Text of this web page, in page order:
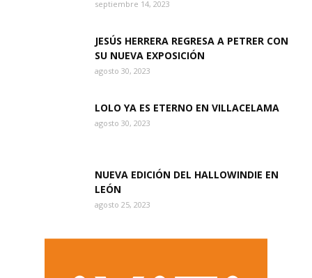
septiembre 14, 2023
JESÚS HERRERA REGRESA A PETRER CON
SU NUEVA EXPOSICIÓN
agosto 30, 2023
LOLO YA ES ETERNO EN VILLACELAMA
agosto 30, 2023
NUEVA EDICIÓN DEL HALLOWINDIE EN
LEÓN
agosto 25, 2023